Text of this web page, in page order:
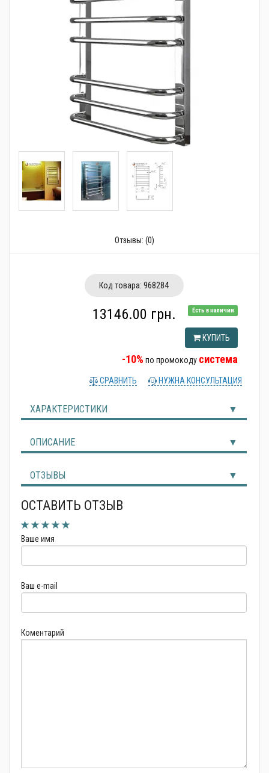
Отзывы: (0)
Код товара: 968284
Есть в наличии
13146.00 грн.
КУПИТЬ
-10% по промокоду система
СРАВНИТЬ НУЖНА КОНСУЛЬТАЦИЯ
ХАРАКТЕРИСТИКИ
ОПИСАНИЕ
ОТЗЫВЫ
ОСТАВИТЬ ОТЗЫВ
Ваше имя
Ваш e-mail
Коментарий
Насосное оборудование
Баки
Полотенцесушители
Средства для монтажа и ухода